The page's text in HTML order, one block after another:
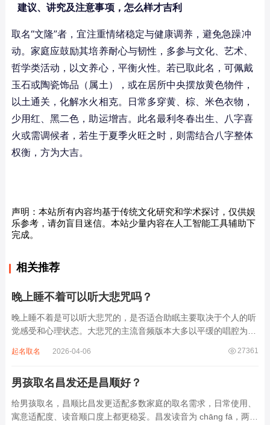
建议、讲究及注意事项，怎么样才吉利
取名“文隆”者，宜注重情绪稳定与健康调养，避免急躁冲
动。家庭应鼓励其培养耐心与韧性，多参与文化、艺术、
哲学类活动，以文养心，平衡火性。若已取此名，可佩戴
玉石或陶瓷饰品（属土），或在居所中央摆放黄色物件，
以土通关，化解水火相克。日常多穿黄、棕、米色衣物，
少用红、黑二色，助运增吉。此名最利冬春出生、八字喜
火或需调候者，若生于夏季火旺之时，则需结合八字整体
权衡，方为大吉。
声明：本站所有内容均基于传统文化研究和学术探讨，仅供娱
乐参考，请勿盲目迷信。本站少量内容在人工智能工具辅助下
完成。
相关推荐
晚上睡不着可以听大悲咒吗？
晚上睡不着是可以听大悲咒的，是否适合助眠主要取决于个人的听
觉感受和心理状态。大悲咒的主流音频版本大多以平缓的唱腔为
急促的鼓点，这类音频本身具备静心的基础特质。睡前思绪繁杂、
27361
起名取名 2026-04-06
男孩取名昌发还是昌顺好？
给男孩取名，昌顺比昌发更适配多数家庭的取名需求，日常使用、
寓意适配度、读音顺口度上都更稳妥。昌发读音为 chāng fā，两个